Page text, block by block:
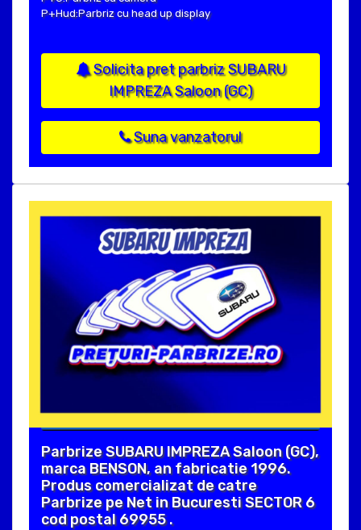
P+Hud:Parbriz cu head up display
Solicita pret parbriz SUBARU
IMPREZA Saloon (GC)
Suna vanzatorul
Parbrize SUBARU IMPREZA Saloon (GC),
marca BENSON, an fabricatie 1996.
Produs comercializat de catre
Parbrize pe Net in Bucuresti SECTOR 6
cod postal 69955 .